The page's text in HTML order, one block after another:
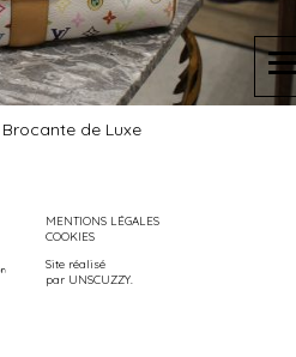
de Luxe
MENTIONS LÉGALES
COOKIES
Site réalisé
par UNSCUZZY